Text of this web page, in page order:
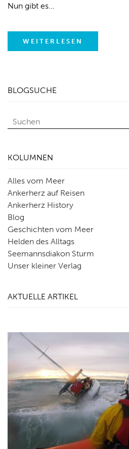
Nun gibt es…
WEITERLESEN
BLOGSUCHE
KOLUMNEN
Alles vom Meer
Ankerherz auf Reisen
Ankerherz History
Blog
Geschichten vom Meer
Helden des Alltags
Seemannsdiakon Sturm
Unser kleiner Verlag
AKTUELLE ARTIKEL